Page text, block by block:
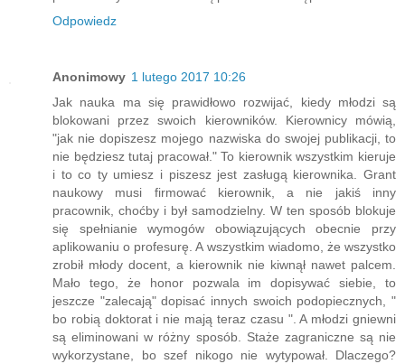
Odpowiedz
Anonimowy 1 lutego 2017 10:26
Jak nauka ma się prawidłowo rozwijać, kiedy młodzi są
blokowani przez swoich kierowników. Kierownicy mówią,
"jak nie dopiszesz mojego nazwiska do swojej publikacji, to
nie będziesz tutaj pracował." To kierownik wszystkim kieruje
i to co ty umiesz i piszesz jest zasługą kierownika. Grant
naukowy musi firmować kierownik, a nie jakiś inny
pracownik, choćby i był samodzielny. W ten sposób blokuje
się spełnianie wymogów obowiązujących obecnie przy
aplikowaniu o profesurę. A wszystkim wiadomo, że wszystko
zrobił młody docent, a kierownik nie kiwnął nawet palcem.
Mało tego, że honor pozwala im dopisywać siebie, to
jeszcze "zalecają" dopisać innych swoich podopiecznych, "
bo robią doktorat i nie mają teraz czasu ". A młodzi gniewni
są eliminowani w różny sposób. Staże zagraniczne są nie
wykorzystane, bo szef nikogo nie wytypował. Dlaczego?